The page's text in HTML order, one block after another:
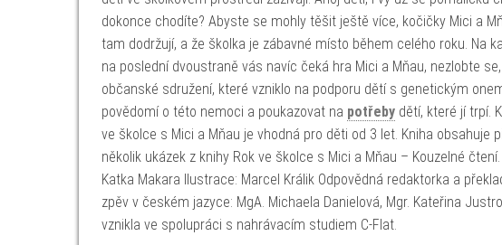
dokonce chodíte? Abyste se mohly těšit ještě více, kočičky Mici a
tam dodržují, a že školka je zábavné místo během celého roku. Na
na poslední dvoustraně vás navíc čeká hra Mici a Mňau, nezlobte
občanské sdružení, které vzniklo na podporu dětí s genetickým
povědomí o této nemoci a poukazovat na potřeby dětí, které jí trpí.
ve školce s Mici a Mňau je vhodná pro děti od 3 let. Kniha obsahuje
několik ukázek z knihy Rok ve školce s Mici a Mňau – Kouzelné
Katka Makara Ilustrace: Marcel Králik Odpovědná redaktorka a
zpěv v českém jazyce: MgA. Michaela Danielová, Mgr. Kateřina
vznikla ve spolupráci s nahrávacím studiem C-Flat.